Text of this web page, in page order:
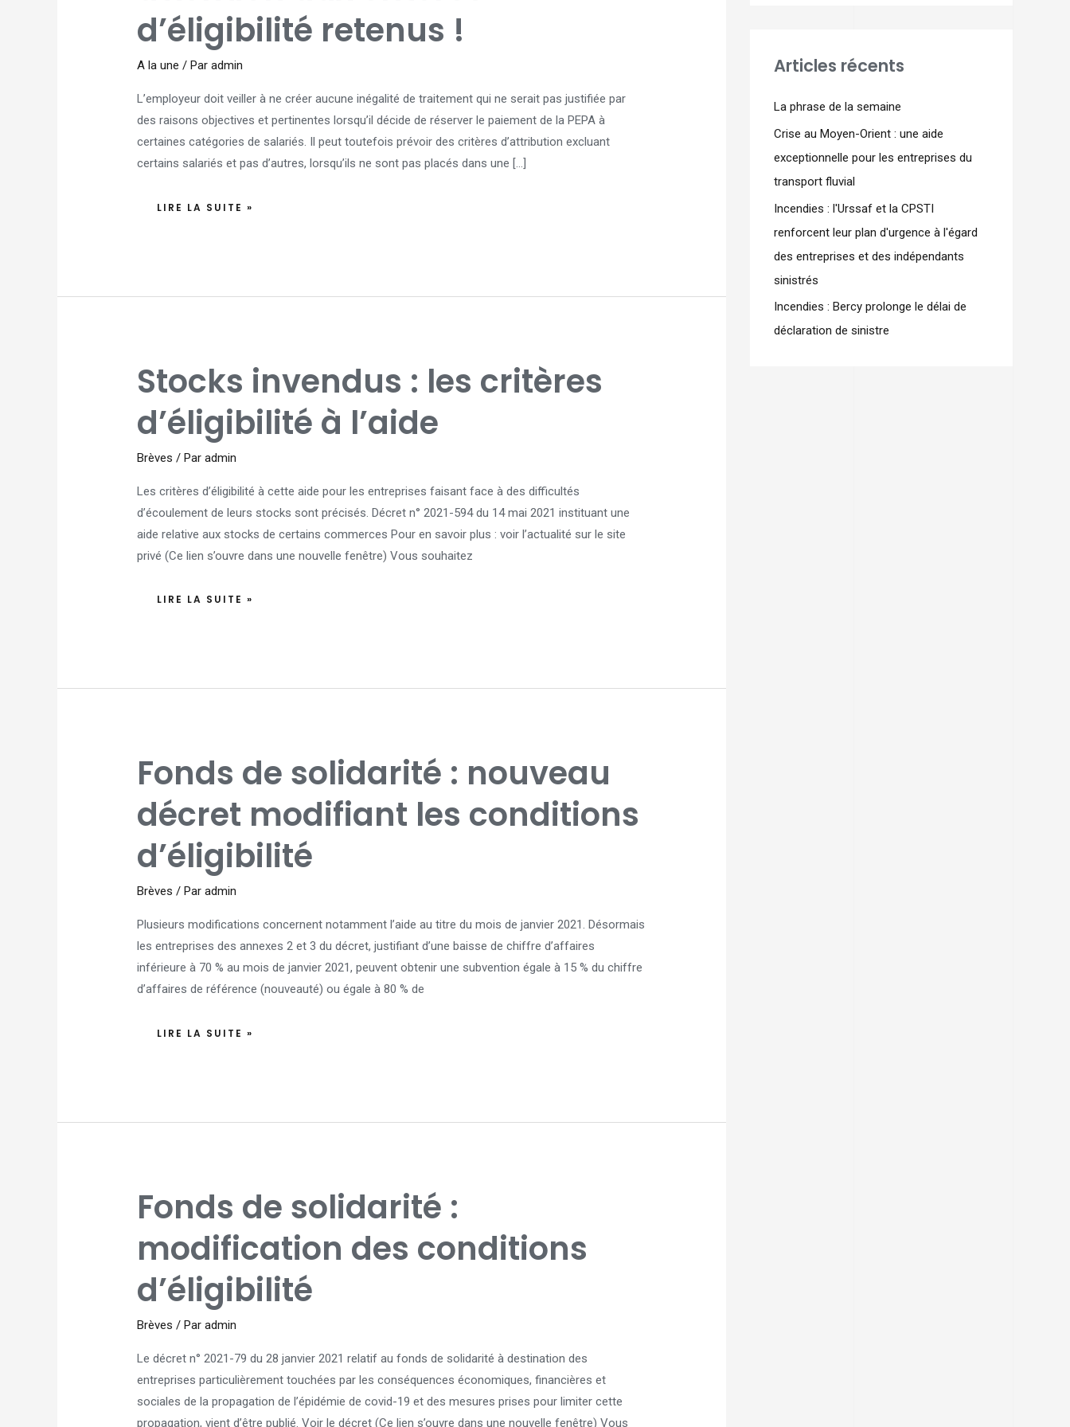
d’éligibilité retenus !
A la une / Paradmin
L’employeur doit veiller à ne créer aucune inégalité de traitement qui ne serait pas justifiée par
des raisons objectives et pertinentes lorsqu’il décide de réserver le paiement de la PEPA à
certaines catégories de salariés. Il peut toutefois prévoir des critères d’attribution excluant
certains salariés et pas d’autres, lorsqu’ils ne sont pas placés dans une […]
!
LIRE LA SUITE »
Stocks invendus : les critères
d’éligibilité à l’aide
Brèves / Paradmin
Les critères d’éligibilité à cette aide pour les entreprises faisant face à des difficultés
d’écoulement de leurs stocks sont précisés. Décret n° 2021-594 du 14 mai 2021 instituant une
aide relative aux stocks de certains commerces Pour en savoir plus : voir l’actualité sur le site
privé (Ce lien s’ouvre dans une nouvelle fenêtre) Vous souhaitez
INVENDUS
LES
D’ÉLIGIBILITÉ
À
L’AIDE
LIRE LA SUITE »
Fonds de solidarité : nouveau
décret modifiant les conditions
d’éligibilité
Brèves / Paradmin
Plusieurs modifications concernent notamment l’aide au titre du mois de janvier 2021. Désormais
les entreprises des annexes 2 et 3 du décret, justifiant d’une baisse de chiffre d’affaires
inférieure à 70 % au mois de janvier 2021, peuvent obtenir une subvention égale à 15 % du chiffre
d’affaires de référence (nouveauté) ou égale à 80 % de
DE
SOLIDARITÉ
:
DÉCRET
MODIFIANT
LES
D’ÉLIGIBILITÉ
LIRE LA SUITE »
Fonds de solidarité :
modification des conditions
d’éligibilité
Brèves / Paradmin
Le décret n° 2021-79 du 28 janvier 2021 relatif au fonds de solidarité à destination des
entreprises particulièrement touchées par les conséquences économiques, financières et
sociales de la propagation de l’épidémie de covid-19 et des mesures prises pour limiter cette
propagation, vient d’être publié. Voir le décret (Ce lien s’ouvre dans une nouvelle fenêtre) Vous
DE
SOLIDARITÉ
:
CONDITIONS
D’ÉLIGIBILITÉ
Articles récents
La phrase de la semaine
Crise au Moyen-Orient : une aide
exceptionnelle pour les entreprises du
transport fluvial
Incendies : l'Urssaf et la CPSTI
renforcent leur plan d'urgence à l'égard
des entreprises et des indépendants
sinistrés
Incendies : Bercy prolonge le délai de
déclaration de sinistre